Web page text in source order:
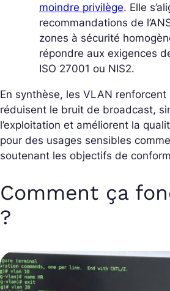
moindre privilège. Elle
recommandations de
zones à sécurité
répondre aux exigences
ISO 27001 ou NIS2.
En synthèse, les VLAN renforcent
réduisent le bruit de broadcast,
l’exploitation et améliorent la
pour des usages sensibles
soutenant les objectifs de
Comment ça
?